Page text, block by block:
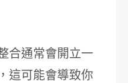
合通常會開立一
這可能會導致你